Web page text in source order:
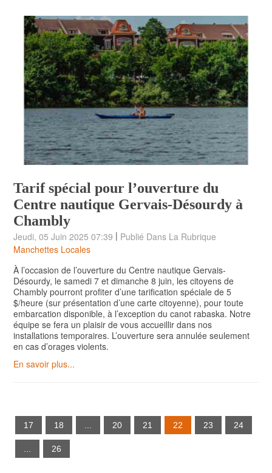
Tarif spécial pour l’ouverture du
Centre nautique Gervais-Désourdy à
Chambly
Jeudi, 05 Juin 2025 07:39 | Publié Dans La Rubrique
Manchettes Locales
À l’occasion de l’ouverture du Centre nautique Gervais-
Désourdy, le samedi 7 et dimanche 8 juin, les citoyens de
Chambly pourront profiter d’une tarification spéciale de 5
$/heure (sur présentation d’une carte citoyenne), pour toute
embarcation disponible, à l’exception du canot rabaska. Notre
équipe se fera un plaisir de vous accueillir dans nos
installations temporaires. L’ouverture sera annulée seulement
en cas d’orages violents.
En savoir plus...
17 18 20 21 22 23 24
26